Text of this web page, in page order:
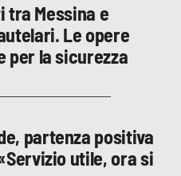
tra Messina e
Le opere
per la sicurezza
partenza positiva
utile, ora si